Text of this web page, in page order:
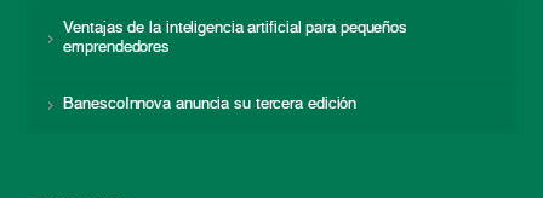
Ventajas de la inteligencia artificial para pequeños
emprendedores
BanescoInnova anuncia su tercera edición